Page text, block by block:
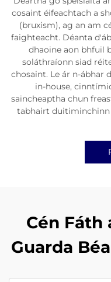
cosaint éifeachtach a
(bruxism), ag an am
faighteacht. Déanta
dhaoine aon bhfuil
soláthraíonn siad
chosaint. Le ár n-ábhar
in-house,
saincheaptha chun
tabhairt duitiminchinn
Cén Fáth
Guarda